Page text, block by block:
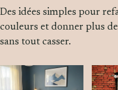
Des idées simples pour
couleurs et donner plus
sans tout casser.